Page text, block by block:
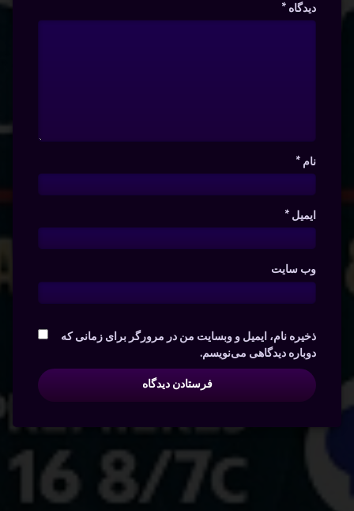
دیدگاه *
نام *
ایمیل *
وب‌ سایت
ذخیره نام، ایمیل و وبسایت من در مرورگر برای زمانی که
دوباره دیدگاهی می‌نویسم.